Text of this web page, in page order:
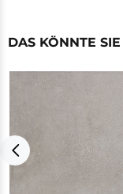
DAS KÖNNTE